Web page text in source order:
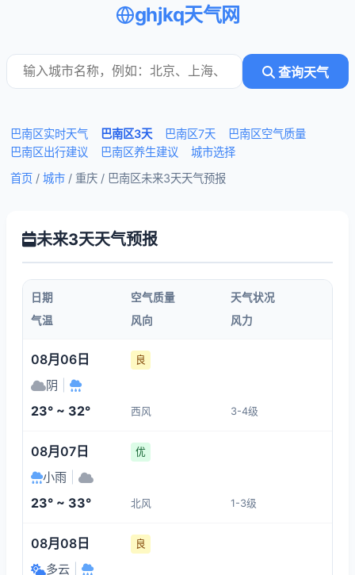
ghjkq天气网
查询天气
巴南区实时天气 巴南区3天 巴南区7天
巴南区空气质量
巴南区出行建议
巴南区养生建议
城市选择
首页 / 城市 / 重庆 / 巴南区未来3天天气预报
未来3天天气预报
日期 空气质量
天气状况
气温
风向 风力
08月06日 良
阴
23° ~ 32° 西风 3-4级
08月07日 优
小雨
23° ~ 33° 北风 1-3级
08月08日 良
多云